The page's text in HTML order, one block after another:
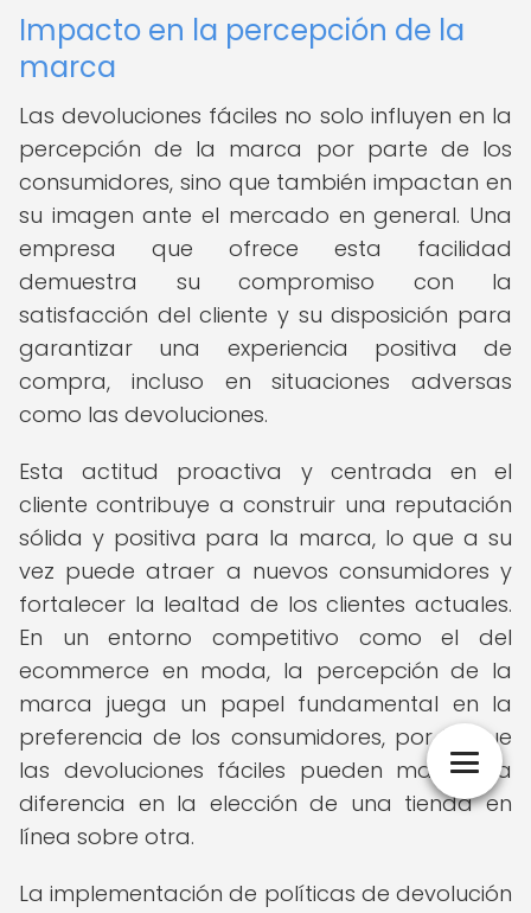
Impacto en la percepción de la
marca
Las devoluciones fáciles no solo influyen en la
percepción de la marca por parte de los
consumidores, sino que también impactan en
su imagen ante el mercado en general. Una
empresa que ofrece esta facilidad
demuestra su compromiso con la
satisfacción del cliente y su disposición para
garantizar una experiencia positiva de
compra, incluso en situaciones adversas
como las devoluciones.
Esta actitud proactiva y centrada en el
cliente contribuye a construir una reputación
sólida y positiva para la marca, lo que a su
vez puede atraer a nuevos consumidores y
fortalecer la lealtad de los clientes actuales.
En un entorno competitivo como el del
ecommerce en moda, la percepción de la
marca juega un papel fundamental en la
preferencia de los consumidores, por lo que
las devoluciones fáciles pueden marcar la
diferencia en la elección de una tienda en
línea sobre otra.
La implementación de políticas de devolución